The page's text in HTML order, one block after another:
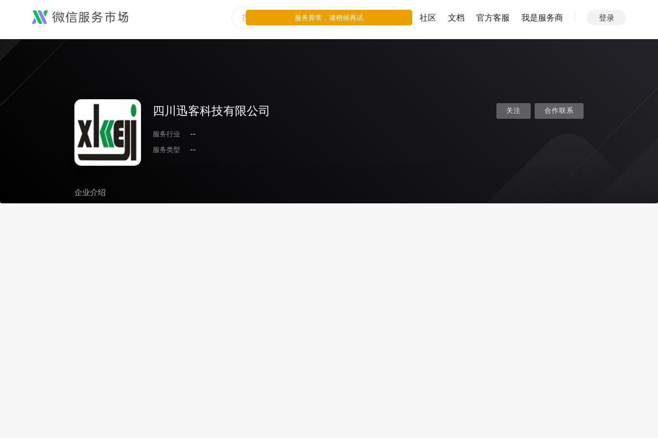
社区 文档 官方客服 我是服务商 登录
四川迅客科技有限公司
服务行业
--
服务类型
--
关注 合作联系
企业介绍
服务异常，请稍候再试